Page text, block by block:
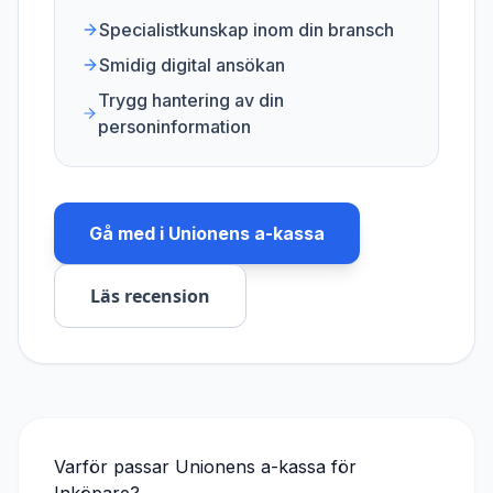
Specialistkunskap inom din bransch
Smidig digital ansökan
Trygg hantering av din
personinformation
Gå med i Unionens a-kassa
Läs recension
Varför passar Unionens a-kassa för